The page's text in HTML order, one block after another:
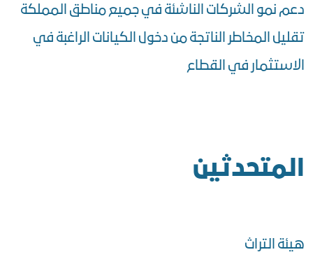
دعم نمو الشركات الناشئة في جميع مناطق المملكة
تقليل المخاطر الناتجة من دخول الكيانات الراغبة في
الاستثمار في القطاع
المتحدثين
هيئة التراث